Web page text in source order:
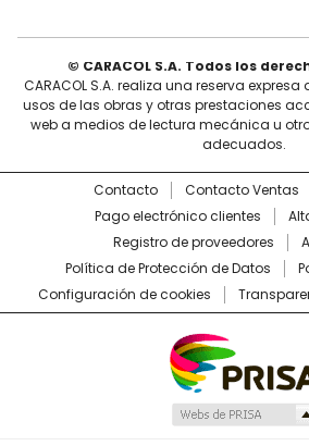
© CARACOL S.A. Todos los
CARACOL S.A. realiza una reserva
usos de las obras y otras prestaciones
web a medios de lectura mecánica u
adecuados.
Contacto Contacto Ventas
Pago electrónico clientes
Registro de proveedores
Política de Protección de Datos
Configuración de cookies